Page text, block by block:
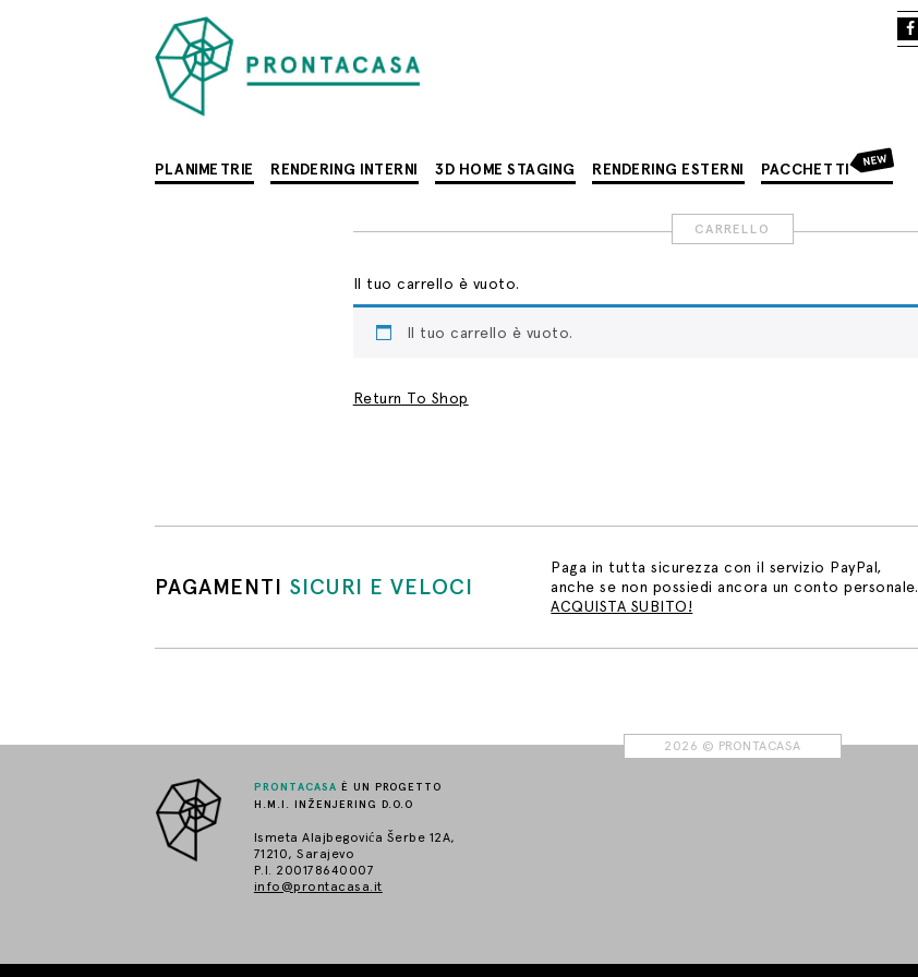
PLANIMETRIE RENDERING INTERNI 3D HOME STAGING RENDERING ESTERNI PACCHETTI
NEW
CARRELLO
Il tuo carrello è vuoto.
Il tuo carrello è vuoto.
Return To Shop
PAGAMENTI SICURI E VELOCI
Paga in tutta sicurezza con il servizio PayPal,
anche se non possiedi ancora un conto personale.
ACQUISTA SUBITO!
2026 © PRONTACASA
PRONTACASA È UN PROGETTO
H.M.I. INŽENJERING D.O.O
Ismeta Alajbegovića Šerbe 12A,
71210, Sarajevo
P.I. 200178640007
info@prontacasa.it